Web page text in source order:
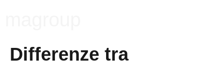
Differenze tra